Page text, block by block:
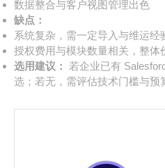
数据整合与客户视图管理出色
缺点：
系统复杂，需一定导入与维运经
授权费用与模块数量相关，整体
选用建议：
若企业已有
选；若无，需评估技术门槛与预